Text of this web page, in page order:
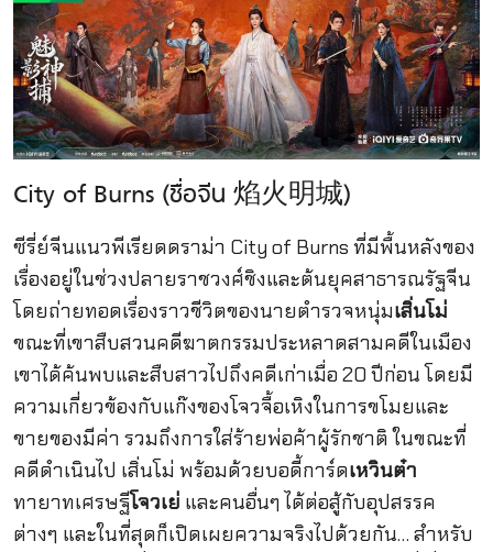
City of Burns (ชื่อจีน 焰火明城)
ซีรี่ย์จีนแนวพีเรียดดราม่า City of Burns ที่มีพื้นหลังของ
เรื่องอยู่ในช่วงปลายราชวงศ์ชิงและต้นยุคสาธารณรัฐจีน
โดยถ่ายทอดเรื่องราวชีวิตของนายตำรวจหนุ่มเสิ่นโม่
ขณะที่เขาสืบสวนคดีฆาตกรรมประหลาดสามคดีในเมือง
เขาได้ค้นพบและสืบสาวไปถึงคดีเก่าเมื่อ 20 ปีก่อน โดยมี
ความเกี่ยวข้องกับแก๊งของโจวจื้อเหิงในการขโมยและ
ขายของมีค่า รวมถึงการใส่ร้ายพ่อค้าผู้รักชาติ ในขณะที่
คดีดำเนินไป เสิ่นโม่ พร้อมด้วยบอดี้การ์ดเหวินต๋า
ทายาทเศรษฐีโจวเย่ และคนอื่นๆ ได้ต่อสู้กับอุปสรรค
ต่างๆ และในที่สุดก็เปิดเผยความจริงไปด้วยกัน… สำหรับ